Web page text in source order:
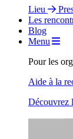
Lieu
Les
Blog
Menu
Pour les
Aide à la
Découvrez